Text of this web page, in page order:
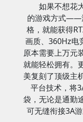
如果不想花
的游戏方式——
格，就能获得
画质、360Hz电
原本需要上万元
就能轻松拥有。
美复刻了顶级主
平台技术，将
袋，无论是通勤
可无缝衔接3A